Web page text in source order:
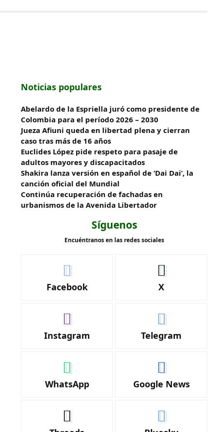
Noticias populares
Abelardo de la Espriella juró como presidente de
Colombia para el período 2026 – 2030
Jueza Afiuni queda en libertad plena y cierran
caso tras más de 16 años
Euclides López pide respeto para pasaje de
adultos mayores y discapacitados
Shakira lanza versión en español de ‘Dai Dai’, la
canción oficial del Mundial
Continúa recuperación de fachadas en
urbanismos de la Avenida Libertador
Síguenos
Encuéntranos en las redes sociales
Facebook X
Instagram Telegram
WhatsApp Google News